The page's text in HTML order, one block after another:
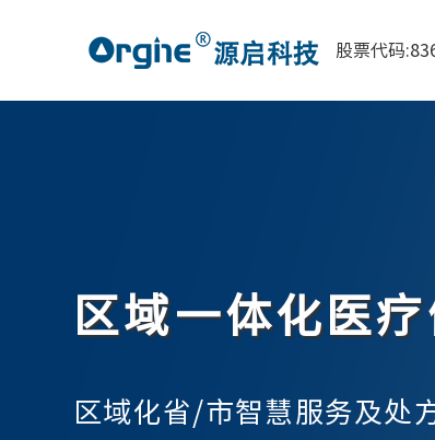
股票代码
区域一体化医
区域化省/市智慧服务及处